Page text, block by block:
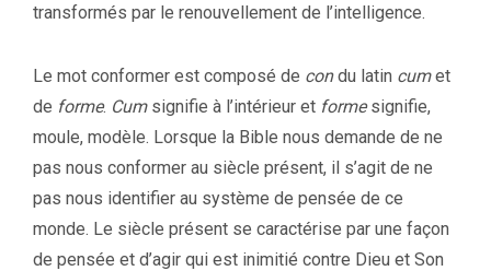
transformés par le renouvellement de l’intelligence.
Le mot conformer est composé de condu latin cumet
de forme. Cumsignifie à l’intérieur et formesignifie,
moule, modèle. Lorsque la Bible nous demande de ne
pas nous conformer au siècle présent, il s’agit de ne
pas nous identifier au système de pensée de ce
monde. Le siècle présent se caractérise par une façon
de pensée et d’agir qui est inimitié contre Dieu et Son